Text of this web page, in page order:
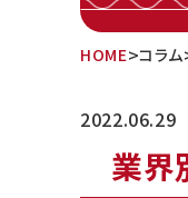
HOME>コラム
2022.06.29
業界